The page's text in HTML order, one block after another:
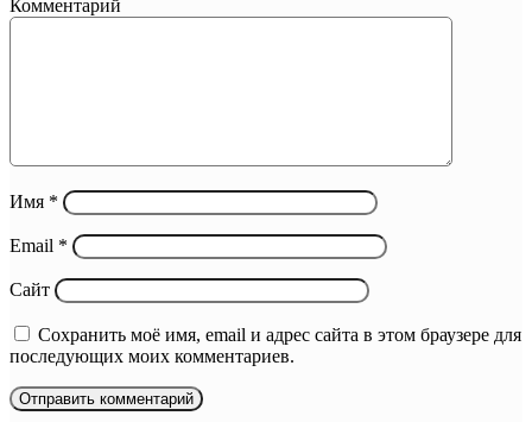
Комментарий
Имя *
Email *
Сайт
Сохранить моё имя, email и адрес сайта в этом браузере для
последующих моих комментариев.